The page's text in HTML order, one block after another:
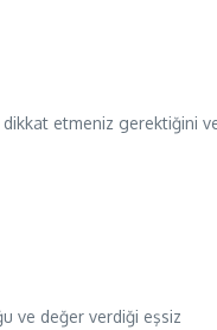
dikkat etmeniz gerektiğini
ve değer verdiği eşsiz